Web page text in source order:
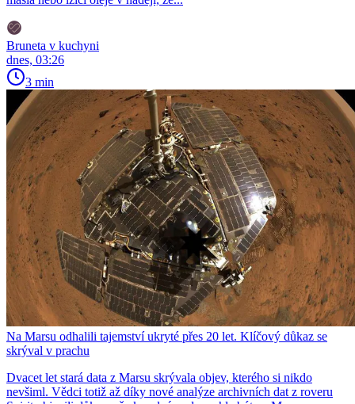
Bruneta v kuchyni
dnes, 03:26
3 min
Na Marsu odhalili tajemství ukryté přes 20 let. Klíčový důkaz se
skrýval v prachu
Dvacet let stará data z Marsu skrývala objev, kterého si nikdo
nevšiml. Vědci totiž až díky nové analýze archivních dat z roveru